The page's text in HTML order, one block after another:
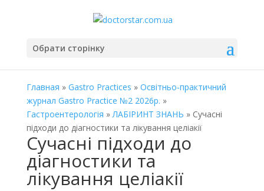
Обрати сторінку
Главная » Gastro Practices » Освітньо-практичний
журнал Gastro Practice №2 2026р. »
Гастроентерологія »ЛАБІРИНТ ЗНАНЬ » Сучасні
підходи до діагностики та лікування целіакії
Сучасні підходи до
діагностики та
лікування целіакії